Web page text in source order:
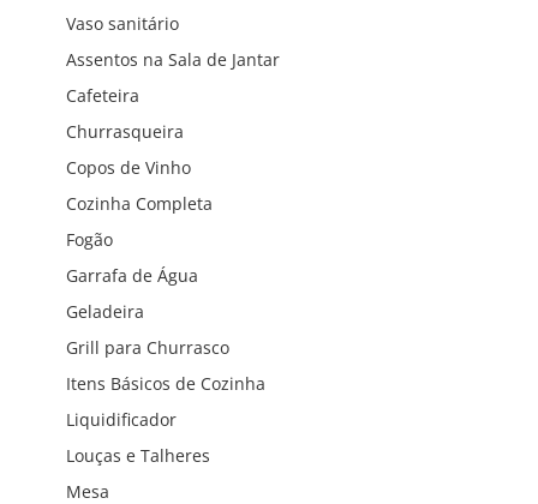
Vaso sanitário
Assentos na Sala de Jantar
Cafeteira
Churrasqueira
Copos de Vinho
Cozinha Completa
Fogão
Garrafa de Água
Geladeira
Grill para Churrasco
Itens Básicos de Cozinha
Liquidificador
Louças e Talheres
Mesa